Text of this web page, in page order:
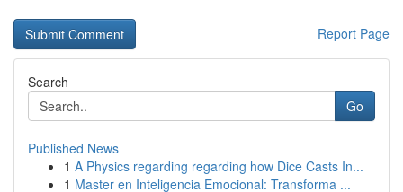
Report Page
Search
Go
Published News
1 A Physics regarding regarding how Dice Casts In...
1 Master en Inteligencia Emocional: Transforma ...